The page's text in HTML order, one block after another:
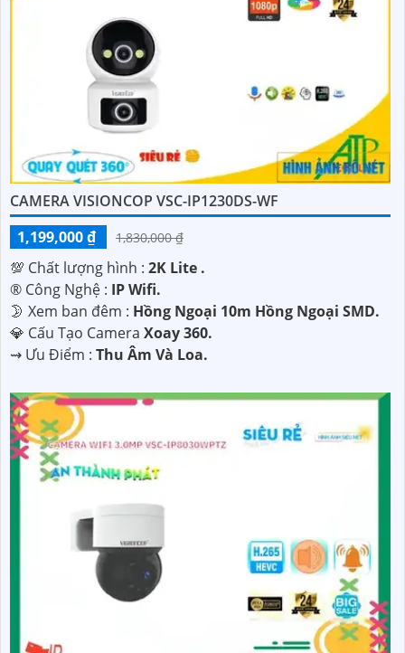
CAMERA VISIONCOP VSC-IP1230DS-WF
1,199,000 ₫
1,830,000 ₫
💯 Chất lượng hình : 2K Lite .
®️ Công Nghệ : IP Wifi.
🌛 Xem ban đêm : Hồng Ngoại 10m Hồng Ngoại SMD.
💎 Cấu Tạo Camera Xoay 360.
️⇝ Ưu Điểm : Thu Âm Và Loa.